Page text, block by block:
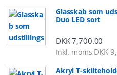
Glasskab som
Duo LED sort
DKK7,700.00
Inkl. moms DKK
Akryl T-